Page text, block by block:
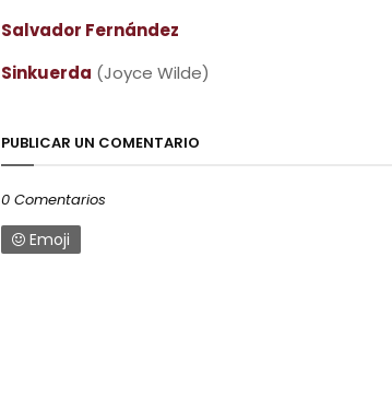
Salvador Fernández
Sinkuerda (Joyce Wilde)
PUBLICAR UN COMENTARIO
0 Comentarios
Emoji